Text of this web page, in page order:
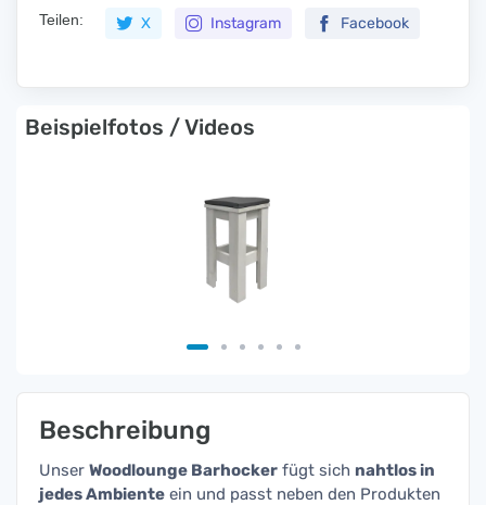
Teilen: X Instagram Facebook
Beispielfotos / Videos
Beschreibung
Unser Woodlounge Barhocker fügt sich nahtlos in
jedes Ambiente ein und passt neben den Produkten